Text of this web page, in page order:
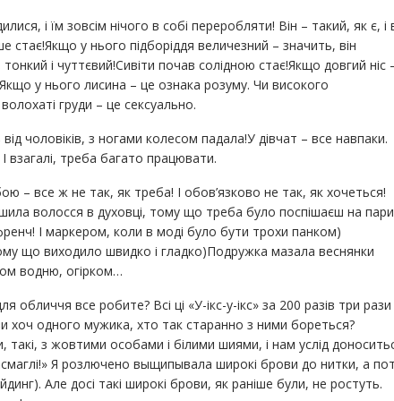
і їм зовсім нічого в собі переробляти! Він – такий, як є, і
стає!Якщо у нього підборіддя величезний – значить, він
і чуттєвий!Сивіти почав солідною стає!Якщо довгий ніс
у нього лисина – це ознака розуму. Чи високого
груди – це сексуально.
чоловіків, з ногами колесом падала!У дівчат – все навпаки.
треба багато працювати.
– все ж не так, як треба! І обов’язково не так, як хочеться!
волосся в духовці, тому що треба було поспішаєш на
І маркером, коли в моді було бути трохи панком)
що виходило швидко і гладко)Подружка мазала веснянки
водню, огірком…
все робите? Всі ці «У-ікс-у-ікс» за 200 разів три рази
хоч одного мужика, хто так старанно з ними бореться?
з жовтими особами і білими шиями, і нам услід
Я розлючено выщипывала широкі брови до нитки, а
Але досі такі широкі брови, як раніше були, не ростуть.